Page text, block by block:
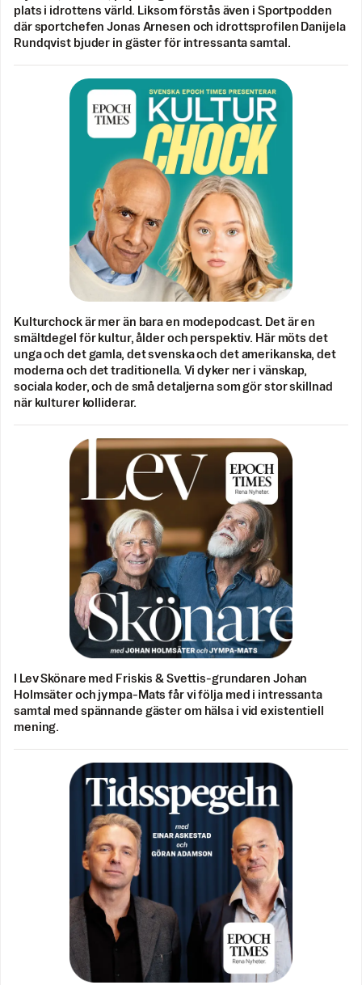
plats i idrottens värld. Liksom förstås även i Sportpodden
där sportchefen Jonas Arnesen och idrottsprofilen Danijela
Rundqvist bjuder in gäster för intressanta samtal.
Kulturchock är mer än bara en modepodcast. Det är en
smältdegel för kultur, ålder och perspektiv. Här möts det
unga och det gamla, det svenska och det amerikanska, det
moderna och det traditionella. Vi dyker ner i vänskap,
sociala koder, och de små detaljerna som gör stor skillnad
när kulturer kolliderar.
I Lev Skönare med Friskis & Svettis-grundaren Johan
Holmsäter och jympa-Mats får vi följa med i intressanta
samtal med spännande gäster om hälsa i vid existentiell
mening.